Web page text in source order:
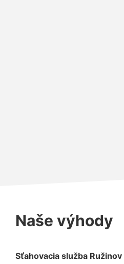
Naše výhody
Sťahovacia služba Ružinov